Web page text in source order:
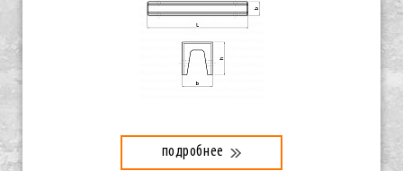
подробнее